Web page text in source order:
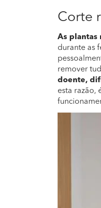
Corte
As plantas
durante as
remover
doente,
esta razão,